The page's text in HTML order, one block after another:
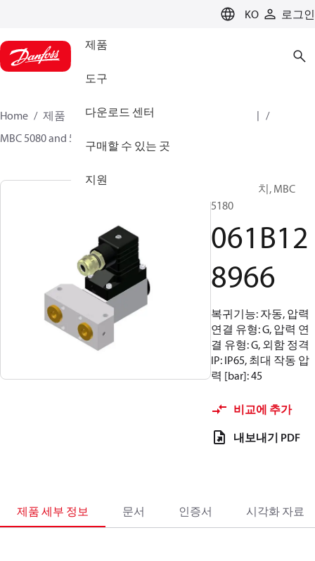
KO 로그인
제품
도구
다운로드 센터
구매할 수 있는 곳
지원
Home 제품 센싱 솔루션
차압 스위치
MBC 5080 and 5180
061B128966
차압 스위치, MBC
5180
061B12
8966
복귀기능: 자동, 압력
연결 유형: G, 압력 연
결 유형: G, 외함 정격
IP: IP65, 최대 작동 압
력 [bar]: 45
비교에 추가
내보내기 PDF
제품 세부 정보 문서 인증서 시각화 자료